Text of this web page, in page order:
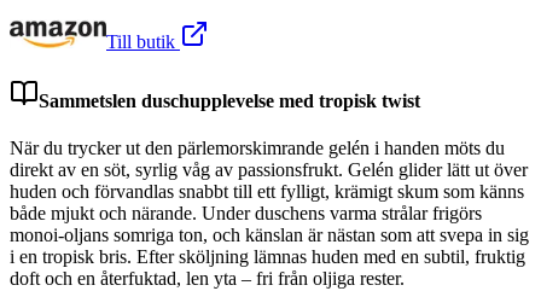
Till butik
Sammetslen duschupplevelse med tropisk twist
När du trycker ut den pärlemorskimrande gelén i handen möts du
direkt av en söt, syrlig våg av passionsfrukt. Gelén glider lätt ut över
huden och förvandlas snabbt till ett fylligt, krämigt skum som känns
både mjukt och närande. Under duschens varma strålar frigörs
monoi-oljans somriga ton, och känslan är nästan som att svepa in sig
i en tropisk bris. Efter sköljning lämnas huden med en subtil, fruktig
doft och en återfuktad, len yta – fri från oljiga rester.